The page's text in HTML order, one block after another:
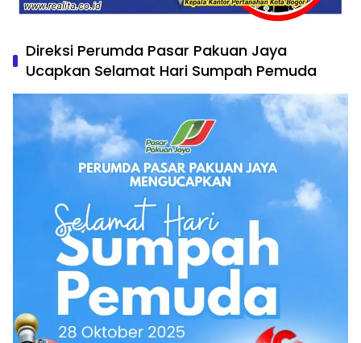
Direksi Perumda Pasar Pakuan Jaya
Ucapkan Selamat Hari Sumpah Pemuda